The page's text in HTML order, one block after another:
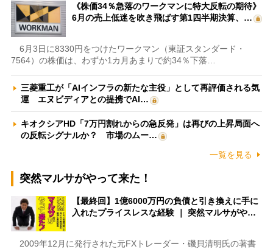
《株価34％急落のワークマンに特大反転の期待》
6月の売上低迷を吹き飛ばす第1四半期決算、…
6月3日に8330円をつけたワークマン（東証スタンダード・
7564）の株価は、わずか1カ月あまりで約34％下落…
三菱重工が「AIインフラの新たな主役」として再評価される気
運 エヌビディアとの提携でAI…
キオクシアHD「7万円割れからの急反発」は再びの上昇局面へ
の反転シグナルか？ 市場のムー…
一覧を見る
突然マルサがやって来た！
【最終回】1億6000万円の負債と引き換えに手に
入れたプライスレスな経験 ｜ 突然マルサがや…
2009年12月に発行された元FXトレーダー・磯貝清明氏の著書